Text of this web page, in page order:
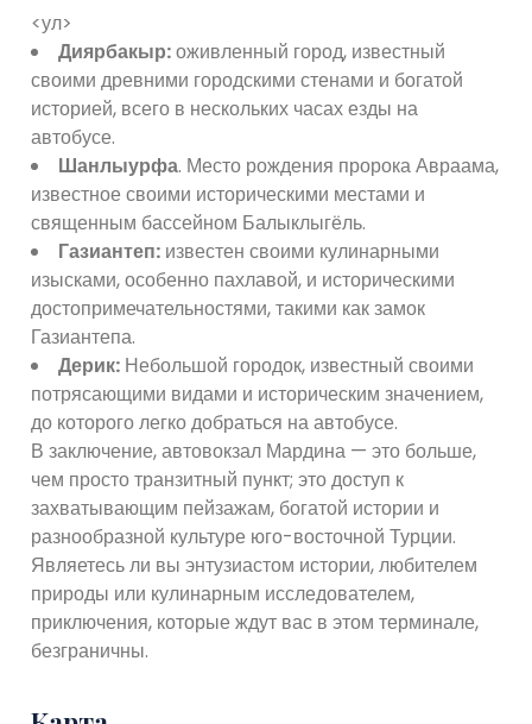
<ул>
Диярбакыр:оживленный город, известный
своими древними городскими стенами и богатой
историей, всего в нескольких часах езды на
автобусе.
Шанлыурфа. Место рождения пророка Авраама,
известное своими историческими местами и
священным бассейном Балыклыгёль.
Газиантеп: известен своими кулинарными
изысками, особенно пахлавой, и историческими
достопримечательностями, такими как замок
Газиантепа.
Дерик: Небольшой городок, известный своими
потрясающими видами и историческим значением,
до которого легко добраться на автобусе.
В заключение, автовокзал Мардина — это больше,
чем просто транзитный пункт; это доступ к
захватывающим пейзажам, богатой истории и
разнообразной культуре юго-восточной Турции.
Являетесь ли вы энтузиастом истории, любителем
природы или кулинарным исследователем,
приключения, которые ждут вас в этом терминале,
безграничны.